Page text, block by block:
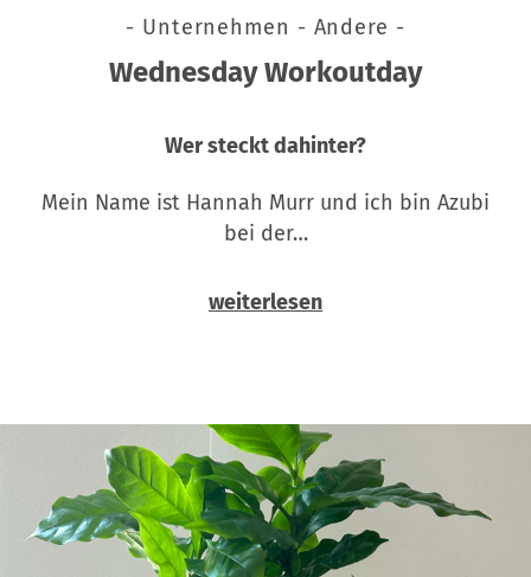
- Unternehmen - Andere -
Wednesday Workoutday
Wer steckt dahinter?
Mein Name ist Hannah Murr und ich bin Azubi
bei der…
weiterlesen